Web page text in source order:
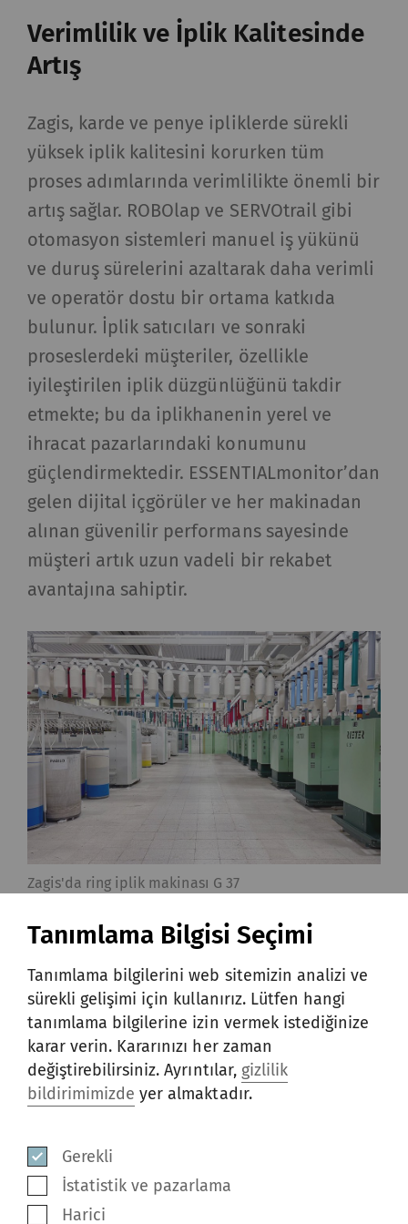
Verimlilik ve İplik Kalitesinde
Artış
Zagis, karde ve penye ipliklerde sürekli
yüksek iplik kalitesini korurken tüm
proses adımlarında verimlilikte önemli bir
artış sağlar. ROBOlap ve SERVOtrail gibi
otomasyon sistemleri manuel iş yükünü
ve duruş sürelerini azaltarak daha verimli
ve operatör dostu bir ortama katkıda
bulunur. İplik satıcıları ve sonraki
proseslerdeki müşteriler, özellikle
iyileştirilen iplik düzgünlüğünü takdir
etmekte; bu da iplikhanenin yerel ve
ihracat pazarlarındaki konumunu
güçlendirmektedir. ESSENTIALmonitor’dan
gelen dijital içgörüler ve her makinadan
alınan güvenilir performans sayesinde
müşteri artık uzun vadeli bir rekabet
avantajına sahiptir.
Zagis'da ring iplik makinası G 37
Tanımlama Bilgisi Seçimi
Tanımlama bilgilerini web sitemizin analizi ve
sürekli gelişimi için kullanırız. Lütfen hangi
tanımlama bilgilerine izin vermek istediğinize
karar verin. Kararınızı her zaman
değiştirebilirsiniz. Ayrıntılar, gizlilik
bildirimimizde yer almaktadır.
Gerekli
İstatistik ve pazarlama
Harici